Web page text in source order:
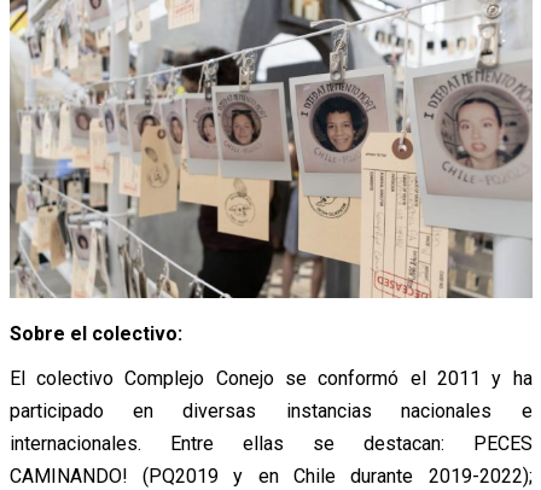
Sobre el colectivo:
El colectivo Complejo Conejo se conformó el 2011 y ha
participado en diversas instancias nacionales e
internacionales. Entre ellas se destacan: PECES
CAMINANDO! (PQ2019 y en Chile durante 2019-2022);